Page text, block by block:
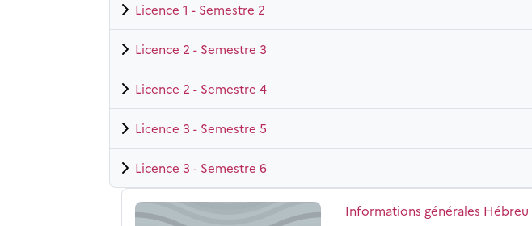
Licence 1 - Semestre 2
Licence 2 - Semestre 3
Licence 2 - Semestre 4
Licence 3 - Semestre 5
Licence 3 - Semestre 6
Informations générales Hébreu Nom du cours
Informations générales Hébreu